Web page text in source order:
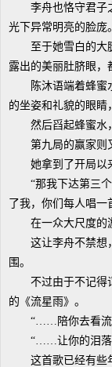
李舟也恪守君子之
光下异常明亮的脸庞。
至于她雪白的大腿
露出的美丽肚脐眼，
陈沐语端着蜂蜜水
的坐姿和礼貌的眼睛
然后舀起蜂蜜水，
第九局的赢家则又
她拿到了开局以来
“那我下达第三个
了我，你们每人唱一
在一众大尺度的游
这让李舟不禁想，
围。
不过由于不记得词
的《流星雨》。
“……陪你去看流
“……让你的泪落
这首歌已经有些